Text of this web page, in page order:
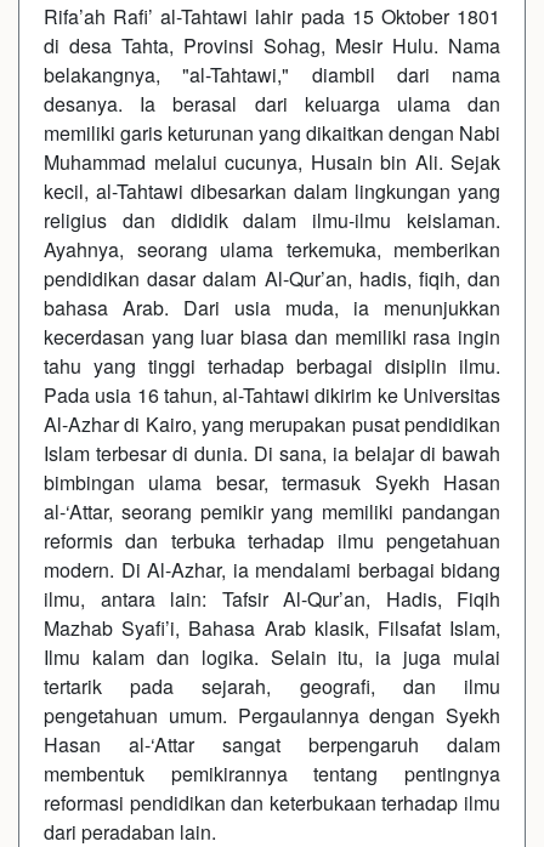
Rifa’ah Rafi’ al-Tahtawi lahir pada 15 Oktober 1801
di desa Tahta, Provinsi Sohag, Mesir Hulu. Nama
belakangnya, "al-Tahtawi," diambil dari nama
desanya. Ia berasal dari keluarga ulama dan
memiliki garis keturunan yang dikaitkan dengan Nabi
Muhammad melalui cucunya, Husain bin Ali. Sejak
kecil, al-Tahtawi dibesarkan dalam lingkungan yang
religius dan dididik dalam ilmu-ilmu keislaman.
Ayahnya, seorang ulama terkemuka, memberikan
pendidikan dasar dalam Al-Qur’an, hadis, fiqih, dan
bahasa Arab. Dari usia muda, ia menunjukkan
kecerdasan yang luar biasa dan memiliki rasa ingin
tahu yang tinggi terhadap berbagai disiplin ilmu.
Pada usia 16 tahun, al-Tahtawi dikirim ke Universitas
Al-Azhar di Kairo, yang merupakan pusat pendidikan
Islam terbesar di dunia. Di sana, ia belajar di bawah
bimbingan ulama besar, termasuk Syekh Hasan
al-‘Attar, seorang pemikir yang memiliki pandangan
reformis dan terbuka terhadap ilmu pengetahuan
modern. Di Al-Azhar, ia mendalami berbagai bidang
ilmu, antara lain: Tafsir Al-Qur’an, Hadis, Fiqih
Mazhab Syafi’i, Bahasa Arab klasik, Filsafat Islam,
Ilmu kalam dan logika. Selain itu, ia juga mulai
tertarik pada sejarah, geografi, dan ilmu
pengetahuan umum. Pergaulannya dengan Syekh
Hasan al-‘Attar sangat berpengaruh dalam
membentuk pemikirannya tentang pentingnya
reformasi pendidikan dan keterbukaan terhadap ilmu
dari peradaban lain.